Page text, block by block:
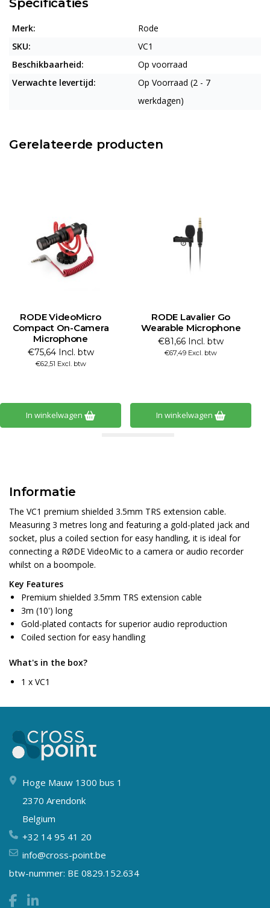
Specificaties
Merk:
Rode
SKU:
VC1
Beschikbaarheid:
Op voorraad
Verwachte levertijd:
Op Voorraad (2 - 7
werkdagen)
Gerelateerde producten
RODE VideoMicro
Compact On-Camera
Microphone
€75,64 Incl. btw
€62,51 Excl. btw
In winkelwagen
RODE Lavalier Go
Wearable Microphone
€81,66 Incl. btw
€67,49 Excl. btw
In winkelwagen
Informatie
The VC1 premium shielded 3.5mm TRS extension cable.
Measuring 3 metres long and featuring a gold-plated jack and
socket, plus a coiled section for easy handling, it is ideal for
connecting a RØDE VideoMic to a camera or audio recorder
whilst on a boompole.
Key Features
Premium shielded 3.5mm TRS extension cable
3m (10') long
Gold-plated contacts for superior audio reproduction
Coiled section for easy handling
What's in the box?
1 x VC1
Hoge Mauw 1300 bus 1
2370 Arendonk
Belgium
+32 14 95 41 20
info@cross-point.be
btw-nummer: BE 0829.152.634